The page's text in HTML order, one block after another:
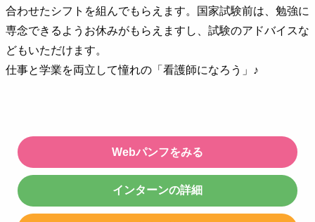
合わせたシフトを組んでもらえます。国家試験前は、勉強に
専念できるようお休みがもらえますし、試験のアドバイスな
どもいただけます。
仕事と学業を両立して憧れの「看護師になろう」♪
Webパンフをみる
インターンの詳細